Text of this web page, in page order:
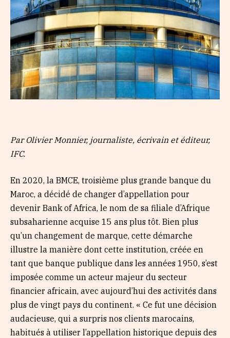
Par Olivier Monnier, journaliste, écrivain et éditeur,
IFC.
En 2020, la BMCE, troisième plus grande banque du
Maroc, a décidé de changer d’appellation pour
devenir Bank of Africa, le nom de sa filiale d’Afrique
subsaharienne acquise 15 ans plus tôt. Bien plus
qu’un changement de marque, cette démarche
illustre la manière dont cette institution, créée en
tant que banque publique dans les années 1950, s’est
imposée comme un acteur majeur du secteur
financier africain, avec aujourd’hui des activités dans
plus de vingt pays du continent. « Ce fut une décision
audacieuse, qui a surpris nos clients marocains,
habitués à utiliser l’appellation historique depuis des